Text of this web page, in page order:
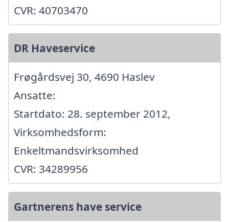
CVR: 40703470
DR Haveservice
Frøgårdsvej 30, 4690 Haslev
Ansatte:
Startdato: 28. september 2012,
Virksomhedsform:
Enkeltmandsvirksomhed
CVR: 34289956
Gartnerens have service